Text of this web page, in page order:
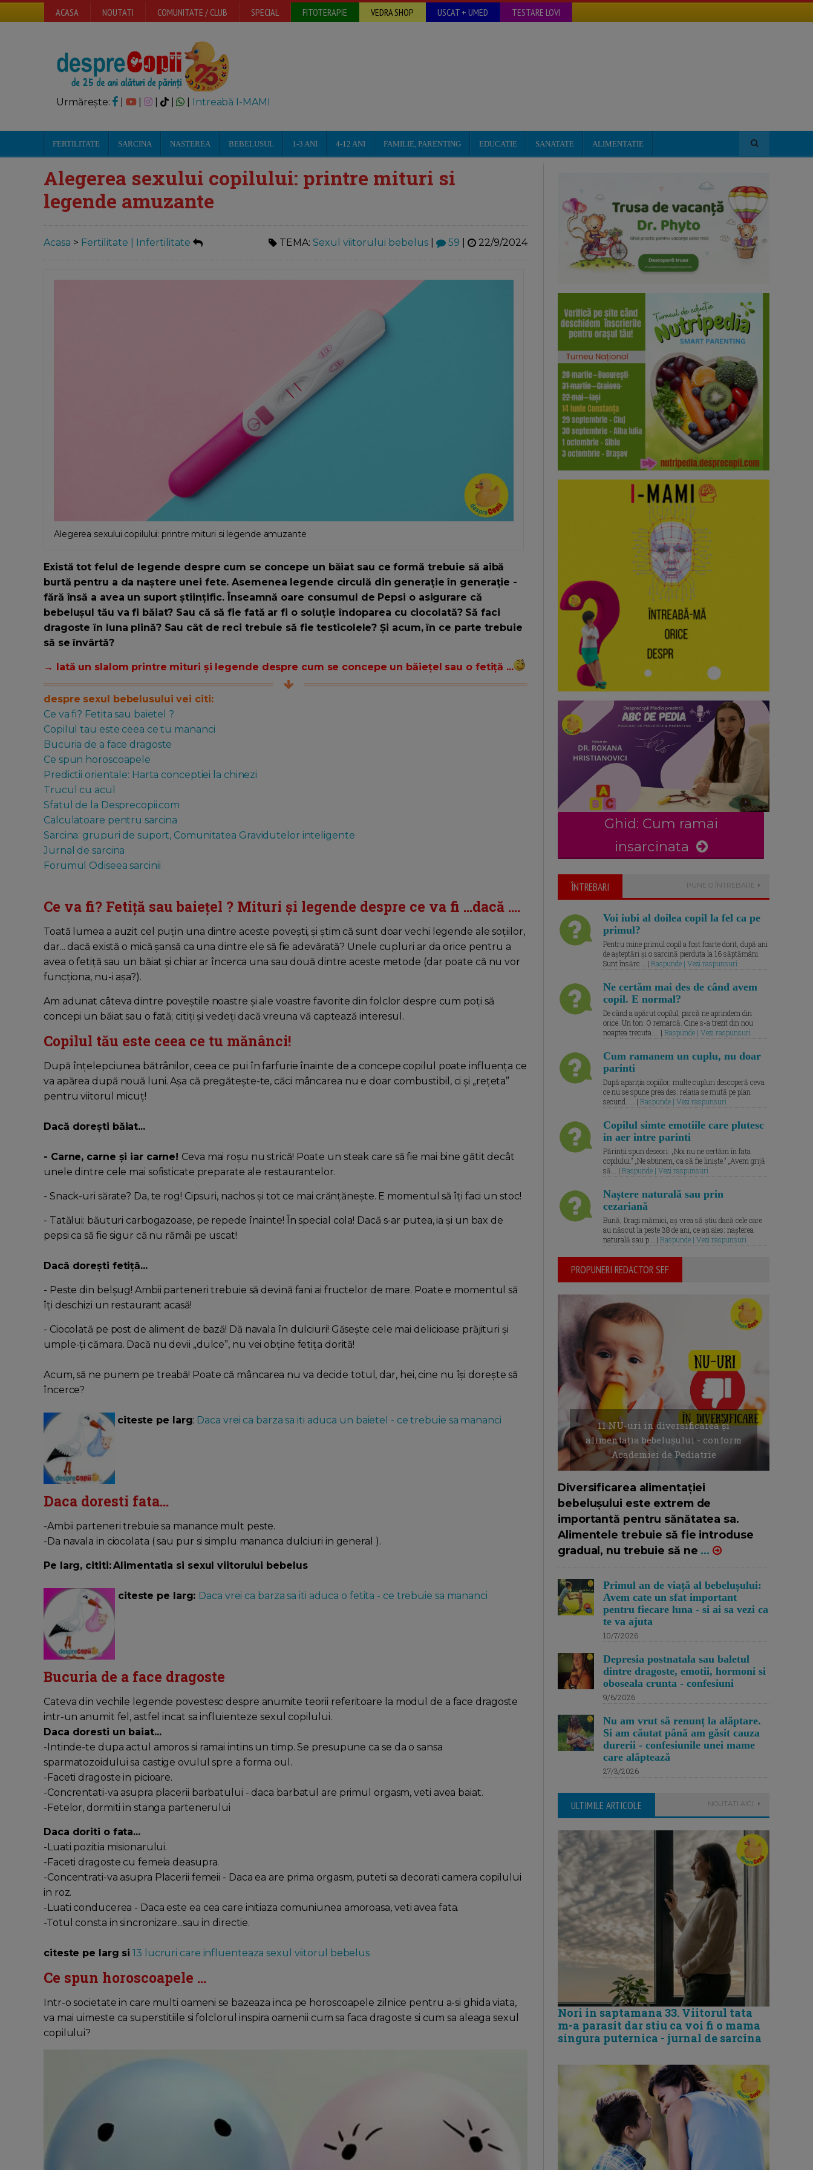
ACASA NOUTATI COMUNITATE / CLUB SPECIAL FITOTERAPIE VEDRA SHOP USCAT + UMED TESTARE LOVI
Urmărește: | | Intreabă I-MAMI
FERTILITATE SARCINA NASTEREA BEBELUSUL 1-3 ANI 4-12 ANI FAMILIE, PARENTING EDUCATIE SANATATE ALIMENTATIE
Alegerea sexului copilului: printre mituri si
legende amuzante
Acasa > Fertilitate | Infertilitate TEMA: Sexul viitorului bebelus 59 22/9/2024
Alegerea sexului copilului: printre mituri si legende amuzante
Există tot felul de legende despre cum se concepe un băiat sau ce formă trebuie să aibă
burtă pentru a da naștere unei fete. Asemenea legende circulă din generație în generație -
fără însă a avea un suport științific. Înseamnă oare consumul de Pepsi o asigurare că
bebelușul tău va fi băiat? Sau că să fie fată ar fi o soluție îndoparea cu ciocolată? Să faci
dragoste în luna plină? Sau cât de reci trebuie să fie testicolele? Și acum, în ce parte trebuie
să se învârtă?
→ Iată un slalom printre mituri și legende despre cum se concepe un băiețel sau o fetiță ...
despre sexul bebelusului vei citi:
Ce va fi? Fetita sau baietel ?
Copilul tau este ceea ce tu mananci
Bucuria de a face dragoste
Ce spun horoscoapele
Predictii orientale: Harta conceptiei la chinezi
Trucul cu acul
Sfatul de la Desprecopii.com
Calculatoare pentru sarcina
Sarcina: grupuri de suport, Comunitatea Gravidutelor inteligente
Jurnal de sarcina
Forumul Odiseea sarcinii
Ce va fi? Fetiță sau baiețel ? Mituri și legende despre ce va fi ...dacă ....
Toată lumea a auzit cel puțin una dintre aceste povești, și știm că sunt doar vechi legende ale soțiilor,
dar... dacă există o mică șansă ca una dintre ele să fie adevărată? Unele cupluri ar da orice pentru a
avea o fetiță sau un băiat și chiar ar încerca una sau două dintre aceste metode (dar poate că nu vor
funcționa, nu-i așa?).
Am adunat câteva dintre poveștile noastre și ale voastre favorite din folclor despre cum poți să
concepi un băiat sau o fată; citiți și vedeți dacă vreuna vă captează interesul.
Copilul tău este ceea ce tu mănânci!
După înțelepciunea bătrânilor, ceea ce pui în farfurie înainte de a concepe copilul poate influența ce
va apărea după nouă luni. Așa că pregătește-te, căci mâncarea nu e doar combustibil, ci și „rețeta”
pentru viitorul micuț!
Dacă dorești băiat...
- Carne, carne și iar carne! Ceva mai roșu nu strică! Poate un steak care să fie mai bine gătit decât
unele dintre cele mai sofisticate preparate ale restaurantelor.
- Snack-uri sărate? Da, te rog! Cipsuri, nachos și tot ce mai crănțănește. E momentul să îți faci un stoc!
- Tatălui: băuturi carbogazoase, pe repede înainte! În special cola! Dacă s-ar putea, ia și un bax de
pepsi ca să fie sigur că nu rămâi pe uscat!
Dacă dorești fetiță...
- Peste din belșug! Ambii parteneri trebuie să devină fani ai fructelor de mare. Poate e momentul să
îți deschizi un restaurant acasă!
- Ciocolată pe post de aliment de bază! Dă navala în dulciuri! Găsește cele mai delicioase prăjituri și
umple-ți cămara. Dacă nu devii „dulce”, nu vei obține fetița dorită!
Acum, să ne punem pe treabă! Poate că mâncarea nu va decide totul, dar, hei, cine nu își dorește să
încerce?
citeste pe larg: Daca vrei ca barza sa iti aduca un baietel - ce trebuie sa mananci
Daca doresti fata...
-Ambii parteneri trebuie sa manance mult peste.
-Da navala in ciocolata ( sau pur si simplu mananca dulciuri in general ).
Pe larg, cititi: Alimentatia si sexul viitorului bebelus
citeste pe larg: Daca vrei ca barza sa iti aduca o fetita - ce trebuie sa mananci
Bucuria de a face dragoste
Cateva din vechile legende povestesc despre anumite teorii referitoare la modul de a face dragoste
intr-un anumit fel, astfel incat sa influienteze sexul copilului.
Daca doresti un baiat...
-Intinde-te dupa actul amoros si ramai intins un timp. Se presupune ca se da o sansa
sparmatozoidului sa castige ovulul spre a forma oul.
-Faceti dragoste in picioare.
-Concrentati-va asupra placerii barbatului - daca barbatul are primul orgasm, veti avea baiat.
-Fetelor, dormiti in stanga partenerului
Daca doriti o fata...
-Luati pozitia misionarului.
-Faceti dragoste cu femeia deasupra.
-Concentrati-va asupra Placerii femeii - Daca ea are prima orgasm, puteti sa decorati camera copilului
in roz.
-Luati conducerea - Daca este ea cea care initiaza comuniunea amoroasa, veti avea fata.
-Totul consta in sincronizare...sau in directie.
citeste pe larg si 13 lucruri care influenteaza sexul viitorul bebelus
Ce spun horoscoapele ...
Intr-o societate in care multi oameni se bazeaza inca pe horoscoapele zilnice pentru a-si ghida viata,
va mai uimeste ca superstitiile si folclorul inspira oamenii cum sa faca dragoste si cum sa aleaga sexul
copilului?
Ghid: Cum ramai
insarcinata
ÎNTREBARI PUNE O ÎNTREBARE
Voi iubi al doilea copil la fel ca pe
primul?
Pentru mine primul copil a fost foarte dorit, după ani
de așteptări și o sarcină pierduta la 16 săptămâni.
Sunt însărc... | Raspunde | Vezi raspunsuri
Ne certăm mai des de când avem
copil. E normal?
De când a apărut copilul, parcă ne aprindem din
orice. Un ton. O remarcă. Cine s-a trezit din nou
noaptea trecuta.... | Raspunde | Vezi raspunsuri
Cum ramanem un cuplu, nu doar
parinti
După apariția copiilor, multe cupluri descoperă ceva
ce nu se spune prea des: relația se mută pe plan
secund. ... | Raspunde | Vezi raspunsuri
Copilul simte emotiile care plutesc
in aer intre parinti
Părinții spun deseori: „Noi nu ne certăm în fața
copilului.” „Ne abținem, ca să fie liniște.” „Avem grijă
să... | Raspunde | Vezi raspunsuri
Naștere naturală sau prin
cezariană
Bună, Dragi mămici, aș vrea să știu dacă cele care
au născut la peste 38 de ani, ce ați ales: nașterea
naturală sau p... | Raspunde | Vezi raspunsuri
PROPUNERI REDACTOR SEF
11 NU-uri in diversificarea și
alimentația bebelușului - conform
Academiei de Pediatrie
Diversificarea alimentației
bebelușului este extrem de
importantă pentru sănătatea sa.
Alimentele trebuie să fie introduse
gradual, nu trebuie să ne ...
Primul an de viață al bebelușului:
Avem cate un sfat important
pentru fiecare luna - si ai sa vezi ca
te va ajuta
10/7/2026
Depresia postnatala sau baletul
dintre dragoste, emotii, hormoni si
oboseala crunta - confesiuni
9/6/2026
Nu am vrut să renunț la alăptare.
Si am căutat până am găsit cauza
durerii - confesiunile unei mame
care alăptează
27/3/2026
ULTIMILE ARTICOLE NOUTATI AICI
Nori in saptamana 33. Viitorul tata
m-a parasit dar stiu ca voi fi o mama
singura puternica - jurnal de sarcina